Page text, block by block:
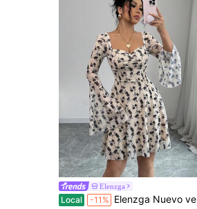
Elenzga
Local -11% Elenzga Nuevo vestido de mujer con mangas abullonadas, ajustado y corto de punto con estampado de malla, con lazo en la espalda, estilo occidental casual y elegante para vacaciones y festivales, de corte ceñido para señoritas jóvenes